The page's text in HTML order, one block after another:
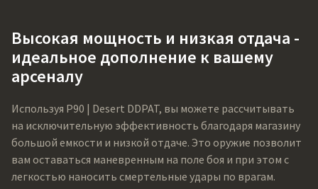
Высокая мощность и низкая отдача -
идеальное дополнение к вашему
арсеналу
Используя P90 | Desert DDPAT, вы можете рассчитывать
на исключительную эффективность благодаря магазину
большой емкости и низкой отдаче. Это оружие позволит
вам оставаться маневренным на поле боя и при этом с
легкостью наносить смертельные удары по врагам.